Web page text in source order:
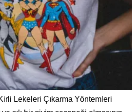
Lekeleri Çıkarma Yöntemleri